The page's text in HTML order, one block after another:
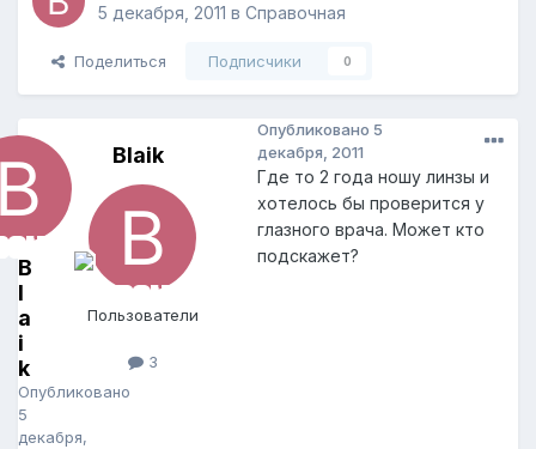
5 декабря, 2011 в Справочная
Поделиться Подписчики 0
B
l
a
i
k
Опубликовано
5
декабря,
Blaik
Пользователи
3
Опубликовано 5
декабря, 2011
Где то 2 года ношу линзы и
хотелось бы проверится у
глазного врача. Может кто
подскажет?